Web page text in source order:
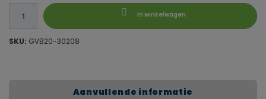
In winkelwagen
SKU: GVB20-30208
Aanvullende informatie